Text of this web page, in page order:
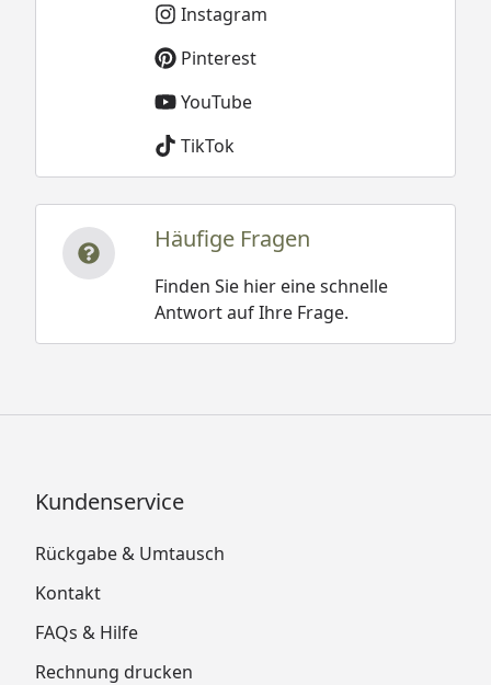
Instagram
Pinterest
YouTube
TikTok
Häufige Fragen
Finden Sie hier eine schnelle
Antwort auf Ihre Frage.
Kundenservice
Rückgabe & Umtausch
Kontakt
FAQs & Hilfe
Rechnung drucken